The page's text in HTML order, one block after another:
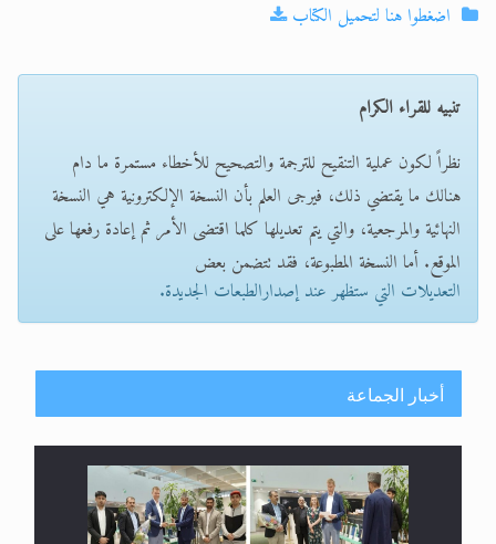
اضغطوا هنا لتحميل الكتاب
تنبيه للقراء الكرام
نظراً لكون عملية التنقيح للترجمة والتصحيح للأخطاء مستمرة ما دام
هنالك ما يقتضي ذلك، فيرجى العلم بأن النسخة الإلكترونية هي النسخة
النهائية والمرجعية، والتي يتم تعديلها كلما اقتضى الأمر ثم إعادة رفعها على
الموقع. أما النسخة المطبوعة، فقد تتضمن بعض
التعديلات التي ستظهر عند إصدارالطبعات الجديدة.
أخبار الجماعة